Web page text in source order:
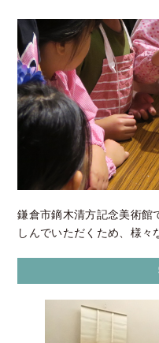
鎌倉市鏑木清方記念美術館
しんでいただくため、様々